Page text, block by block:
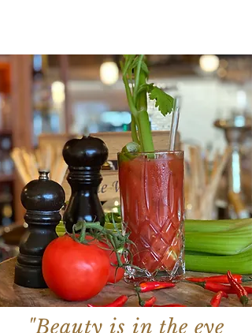
"Beauty is in the eye